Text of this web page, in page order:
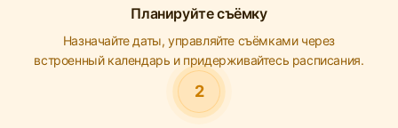
Планируйте съёмку
Назначайте даты, управляйте съёмками через
встроенный календарь и придерживайтесь расписания.
2